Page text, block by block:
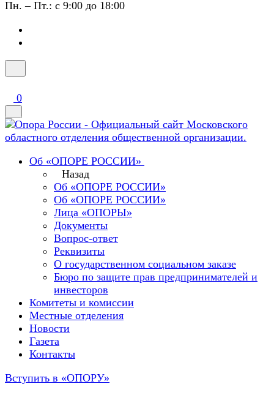
Пн. – Пт.: с 9:00 до 18:00
0
Об «ОПОРЕ РОССИИ»
Назад
Об «ОПОРЕ РОССИИ»
Об «ОПОРЕ РОССИИ»
Лица «ОПОРЫ»
Документы
Вопрос-ответ
Реквизиты
О государственном социальном заказе
Бюро по защите прав предпринимателей и
инвесторов
Комитеты и комиссии
Местные отделения
Новости
Газета
Контакты
Вступить в «ОПОРУ»